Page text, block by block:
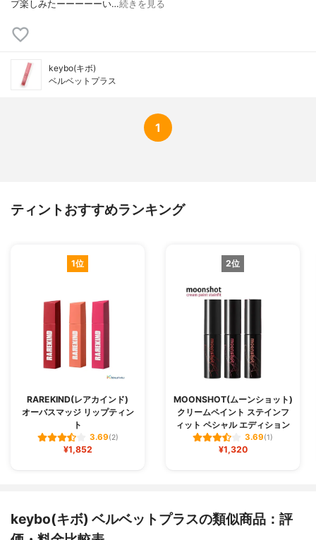
プ楽しみたーーーーーい…続きを見る
keybo(キボ)
ベルベットプラス
1
ティントおすすめランキング
1位
RAREKIND(レアカインド)
オーバスマッジ リップティン
ト
3.69(2)
¥1,852
2位
MOONSHOT(ムーンショット)
クリームペイント ステインフ
ィット ペシャル エディション
3.69(1)
¥1,320
keybo(キボ) ベルベットプラスの類似商品：評